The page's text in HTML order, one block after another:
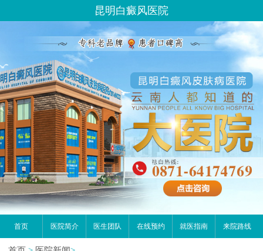
昆明白癜风医院
首页 医院简介 医生团队 在线预约 就医指南 来院路线